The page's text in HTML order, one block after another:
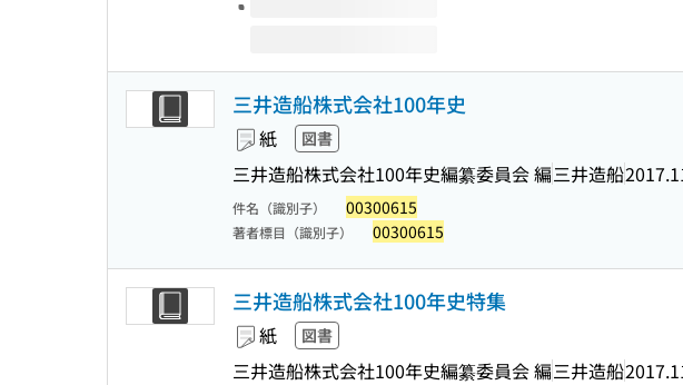
三井造船株式会社100年史
紙 図書
三井造船株式会社100年史編纂委員会 編三井造船
件名（識別子） 00300615
著者標目（識別子） 00300615
三井造船株式会社100年史特集
紙 図書
三井造船株式会社100年史編纂委員会 編三井造船